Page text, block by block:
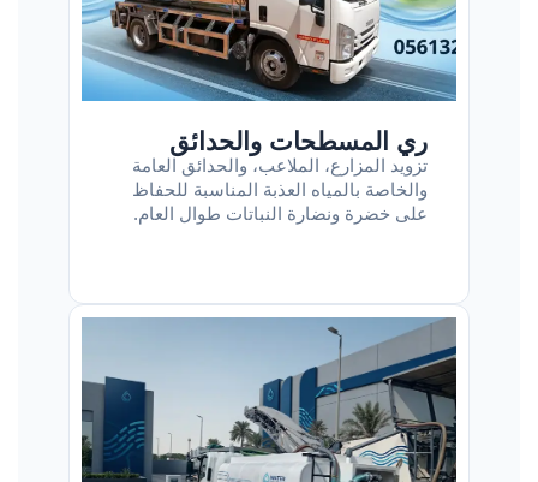
ري المسطحات والحدائق
تزويد المزارع، الملاعب، والحدائق العامة
والخاصة بالمياه العذبة المناسبة للحفاظ
على خضرة ونضارة النباتات طوال العام.